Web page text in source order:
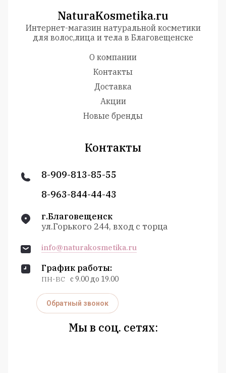
NaturaKosmetika.ru
Интернет-магазин натуральной косметики
для волос,лица и тела в Благовещенске
О компании
Контакты
Доставка
Акции
Новые бренды
Контакты
8-909-813-85-55
8-963-844-44-43
г.Благовещенск
ул.Горького 244, вход с торца
info@naturakosmetika.ru
График работы:
ПН-ВС с 9.00 до 19.00
Обратный звонок
Мы в соц. сетях: